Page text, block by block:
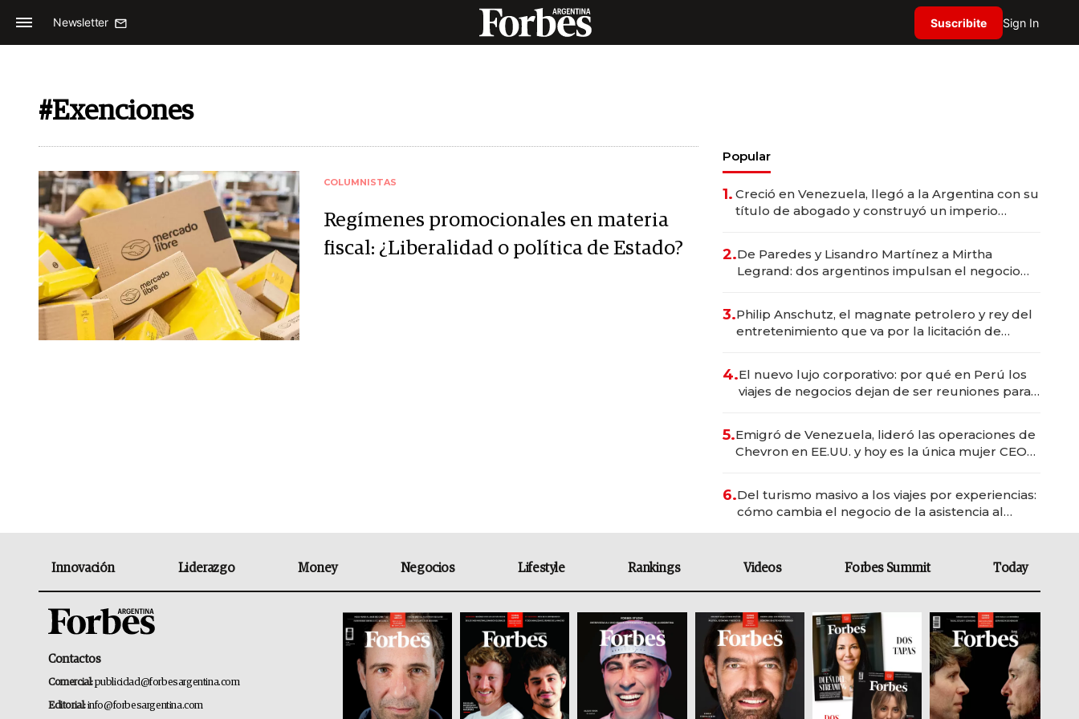
Newsletter Suscribite Sign In
#Exenciones
COLUMNISTAS
Regímenes promocionales en materia
fiscal: ¿Liberalidad o política de Estado?
Popular
1. Creció en Venezuela, llegó a la Argentina con su
título de abogado y construyó un imperio
2.De Paredes y Lisandro Martínez a Mirtha
Legrand: dos argentinos impulsan el negocio
3.Philip Anschutz, el magnate petrolero y rey del
entretenimiento que va por la licitación de
4.El nuevo lujo corporativo: por qué en Perú los
viajes de negocios dejan de ser reuniones para
5.Emigró de Venezuela, lideró las operaciones de
Chevron en EE.UU. y hoy es la única mujer CEO
6.Del turismo masivo a los viajes por experiencias:
cómo cambia el negocio de la asistencia al
Innovación Liderazgo Money Negocios Lifestyle Rankings Videos Forbes Summit Today
Contactos
Comercial:publicidad@forbesargentina.com
Editorial:info@forbesargentina.com